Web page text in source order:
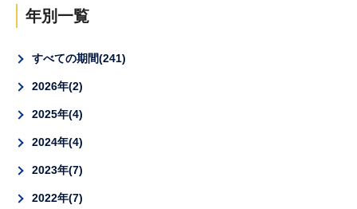
年別一覧
すべての期間 241
2026年 2
2025年 4
2024年 4
2023年 7
2022年 7